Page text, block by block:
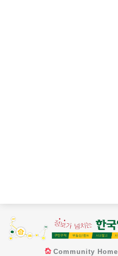
Community Home